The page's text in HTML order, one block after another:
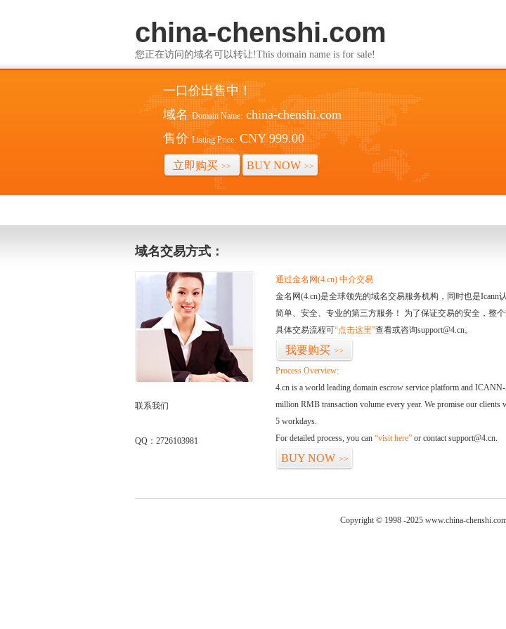
china-chenshi.com
您正在访问的域名可以转让!This domain name is for sale!
一口价出售中！
域名 Domain Name: china-chenshi.com
售价 Listing Price: CNY 999.00
立即购买 >> BUY NOW >>
域名交易方式：
联系我们
QQ：2726103981
通过金名网(4.cn) 中介交易
金名网(4.cn)是全球领先的域名交易服务机构，同时也是
简单、安全、专业的第三方服务！ 为了保证交易的安全，整个
具体交易流程可“点击这里”查看或咨询support@4.cn。
我要购买 >>
Process Overview:
4.cn is a world leading domain escrow service platform and
million RMB transaction volume every year. We promise our clients
5 workdays.
For detailed process, you can “visit here” or contact support@4.cn.
BUY NOW >>
Copyright © 1998 -2025 www.china-